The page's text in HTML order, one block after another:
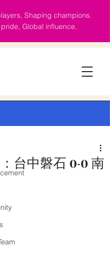
Shaping champions.
Global influence.
台中磐石 0-0 南